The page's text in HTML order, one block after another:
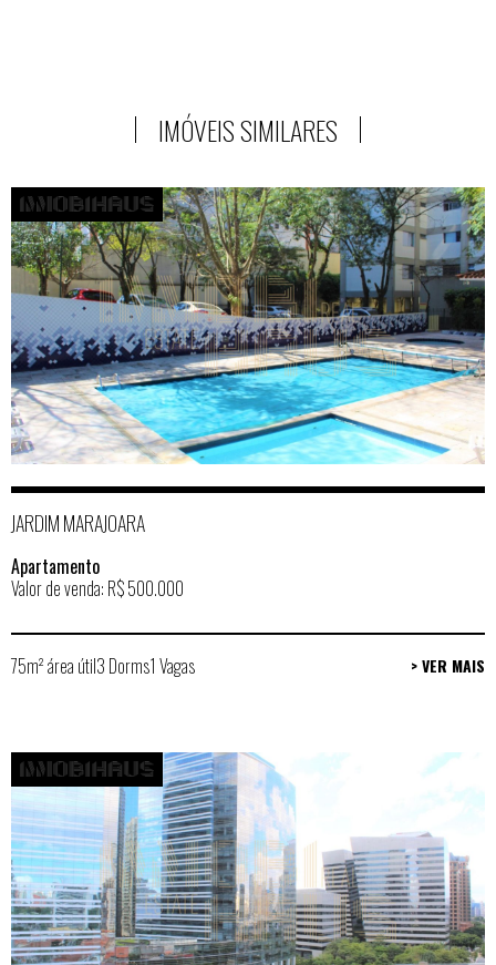
IMÓVEIS SIMILARES
JARDIM MARAJOARA
Apartamento
Valor de venda: R$ 500.000
75m² área útil3 Dorms1 Vagas > VER MAIS